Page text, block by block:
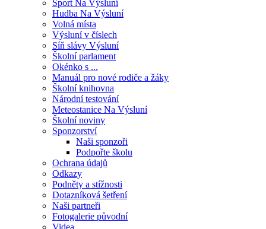
Sport Na Výsluní
Hudba Na Výsluní
Volná místa
Výsluní v číslech
Síň slávy Výsluní
Školní parlament
Okénko s ...
Manuál pro nové rodiče a žáky
Školní knihovna
Národní testování
Meteostanice Na Výsluní
Školní noviny
Sponzorství
Naši sponzoři
Podpořte školu
Ochrana údajů
Odkazy
Podněty a stížnosti
Dotazníková šetření
Naši partneři
Fotogalerie původní
Videa